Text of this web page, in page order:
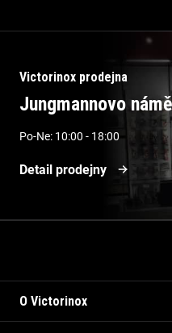
Victorinox prodejna
Jungmannovo
Po-Ne: 10:00 - 18:00
Detail prodejny
O Victorinox